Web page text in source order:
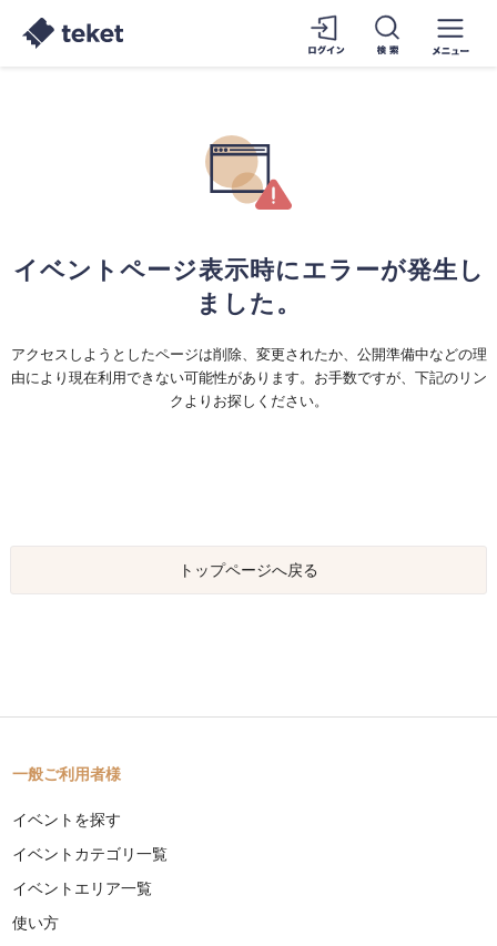
イベントページ表示時にエラーが発生し
ました。
アクセスしようとしたページは削除、変更されたか、公開準備中などの理
由により現在利用できない可能性があります。お手数ですが、下記のリン
クよりお探しください。
トップページへ戻る
一般ご利用者様
イベントを探す
イベントカテゴリ一覧
イベントエリア一覧
使い方